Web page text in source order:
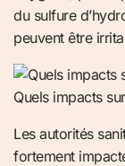
du sulfure
peuvent être
Quels impacts
Les autorités
fortement